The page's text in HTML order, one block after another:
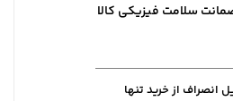
سلامت فیزیکی کالا
انصراف از خرید تنها